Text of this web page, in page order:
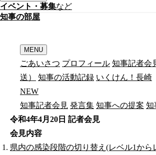
イベント・募集など
知事の部屋
MENU
ごあいさつ プロフィール 知事記者会
送）
知事の活動記録 いくけん！長崎
NEW
知事記者会見 発言集 知事への提案 知
令和4年4月20日 記者会見
会見内容
県内の感染段階の切り替え(レベル1か